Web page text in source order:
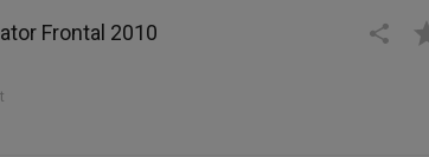
Frontal 2010